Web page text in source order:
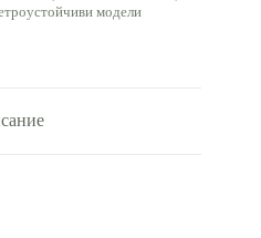
модели